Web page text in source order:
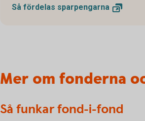
Så fördelas sparpengarna
Mer om fonderna
Så funkar fond-i-fond